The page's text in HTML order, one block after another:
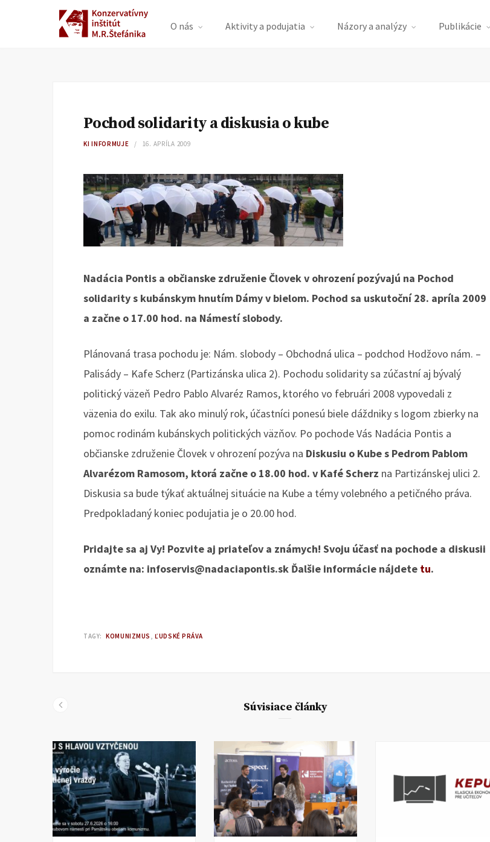
O nás Aktivity a podujatia Názory a analýzy Publikácie
Pochod solidarity a diskusia o kube
KI INFORMUJE 16. APRÍLA 2009
Nadácia Pontis a občianske združenie Človek v ohrození pozývajú na Pochod
solidarity s kubánskym hnutím Dámy v bielom. Pochod sa uskutoční 28. apríla 2009
a začne o 17.00 hod. na Námestí slobody.
Plánovaná trasa pochodu je: Nám. slobody – Obchodná ulica – podchod Hodžovo nám. –
Palisády – Kafe Scherz (Partizánska ulica 2). Pochodu solidarity sa zúčastní aj bývalý
politický väzeň Pedro Pablo Alvaréz Ramos, ktorého vo februári 2008 vypovedali z
väzenia do exilu. Tak ako minulý rok, účastníci ponesú biele dáždniky s logom zbierky na
pomoc rodinám kubánskych politických väzňov. Po pochode Vás Nadácia Pontis a
občianske združenie Človek v ohrození pozýva na Diskusiu o Kube s Pedrom Pablom
Alvarézom Ramosom, ktorá začne o 18.00 hod. v Kafé Scherz na Partizánskej ulici 2.
Diskusia sa bude týkať aktuálnej situácie na Kube a témy volebného a petičného práva.
Predpokladaný koniec podujatia je o 20.00 hod.
Pridajte sa aj Vy! Pozvite aj priateľov a známych! Svoju účasť na pochode a diskusii
oznámte na: infoservis@nadaciapontis.sk Ďalšie informácie nájdete tu.
TAGY: KOMUNIZMUS ĽUDSKÉ PRÁVA
Súvisiace články